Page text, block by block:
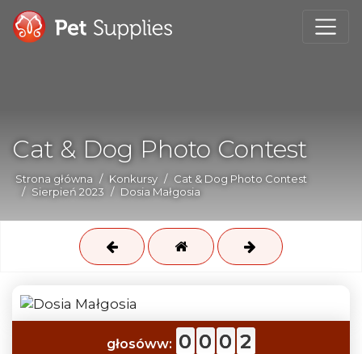
Cat & Dog Photo Contest
Strona główna Konkursy
Cat & Dog Photo Contest
Sierpień 2023
Dosia Małgosia
głosóww: 0 0 0 2